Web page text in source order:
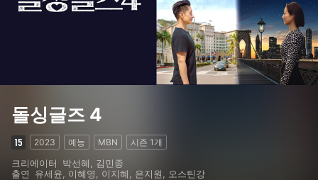
돌싱글즈 4
2023 예능 MBN 시즌 1 개
크리에이터
박선혜, 김민종
출연
유세윤, 이혜영, 이지혜, 은지원, 오스틴강